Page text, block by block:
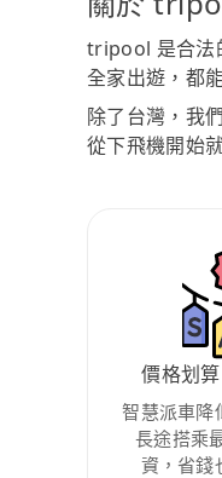
tripool 是合法
全家出遊，都
除了台灣，我
從下飛機開始
價格划
智慧派車降
長途搭乘
資，省錢